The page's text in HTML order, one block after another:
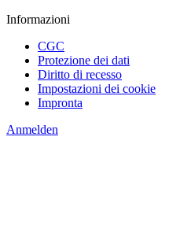
Informazioni
CGC
Protezione dei dati
Diritto di recesso
Impostazioni dei cookie
Impronta
Anmelden